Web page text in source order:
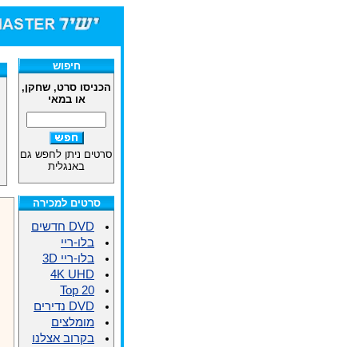
חיפוש
הכניסו סרט, שחקן,
או במאי
סרטים ניתן לחפש גם
באנגלית
סרטים למכירה
DVD חדשים
בלו-ריי
בלו-ריי 3D
4K UHD
Top 20
DVD נדירים
מומלצים
בקרוב אצלנו